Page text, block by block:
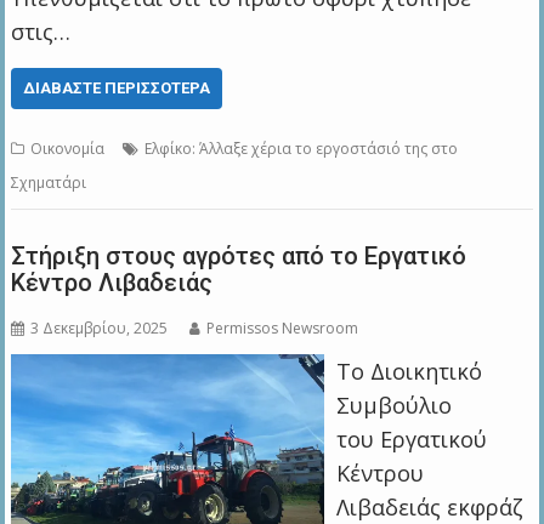
στις…
ΔΙΑΒΆΣΤΕ ΠΕΡΙΣΣΌΤΕΡΑ
Οικονομία
Ελφίκο: Άλλαξε χέρια το εργοστάσιό της στο
Σχηματάρι
Στήριξη στους αγρότες από το Εργατικό
Κέντρο Λιβαδειάς
3 Δεκεμβρίου, 2025 Permissos Newsroom
Το Διοικητικό
Συμβούλιο
του Εργατικού
Κέντρου
Λιβαδειάς εκφράζ